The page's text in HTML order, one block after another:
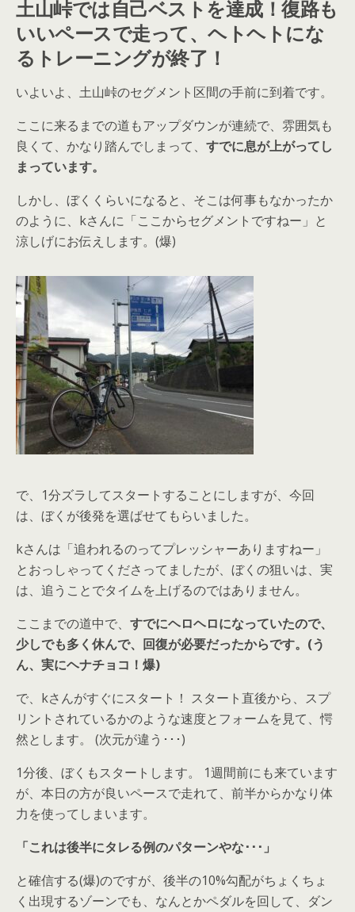
土山峠では自己ベストを達成！復路も
いいペースで走って、ヘトヘトにな
るトレーニングが終了！
いよいよ、土山峠のセグメント区間の手前に到着です。
ここに来るまでの道もアップダウンが連続で、雰囲気も
良くて、かなり踏んでしまって、 すでに息が上がってし
まっています。
しかし、ぼくくらいになると、そこは何事もなかったか
のように、kさんに「ここからセグメントですねー」と
涼しげにお伝えします。(爆)
で、1分ズラしてスタートすることにしますが、今回
は、ぼくが後発を選ばせてもらいました。
kさんは「追われるのってプレッシャーありますねー」
とおっしゃってくださってましたが、ぼくの狙いは、実
は、追うことでタイムを上げるのではありません。
ここまでの道中で、 すでにヘロヘロになっていたので、
少しでも多く休んで、回復が必要だったからです。(う
ん、実にヘナチョコ！爆)
で、kさんがすぐにスタート！ スタート直後から、スプ
リントされているかのような速度とフォームを見て、愕
然とします。 (次元が違う･･･)
1分後、ぼくもスタートします。 1週間前にも来ています
が、本日の方が良いペースで走れて、前半からかなり体
力を使ってしまいます。
「これは後半にタレる例のパターンやな･･･」
と確信する(爆)のですが、後半の10%勾配がちょくちょ
く出現するゾーンでも、なんとかペダルを回して、ダン